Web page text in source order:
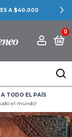
A $40.000
0
A TODO EL PAÍS
el mundo!